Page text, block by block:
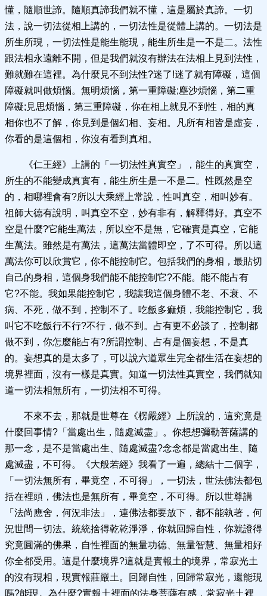
懂，隨順世諦。隨順真諦我們就不懂，這是屬於真諦。一切
法，說一切法從相上講的，一切法性是從體上講的。一切法是
所生所現，一切法性是能生能現，能生所生是一不是二。法性
跟法相永遠離不開，但是我們就沒有辦法在法相上見到法性，
難就難在這裡。為什麼見不到法性?迷了!迷了就有障礙，這個
障礙就叫做煩惱。無明煩惱，第一重障礙;塵沙煩惱，第二重
障礙;見思煩惱，第三重障礙，你在相上就見不到性，相的真
相你也不了解，你見到是個幻相、妄相。凡所有相皆是虛妄，
你看的是這個相，你沒有看到真相。
《仁王經》上講的「一切法性真實空」，能生的真實空，
所生的不能變成真實有，能生所生是一不是二。性既然是空
的，相哪裡會有?所以大乘經上常說，性叫真空，相叫妙有。
祖師大德有說明，叫真空不空，妙有非有，解釋得好。真空不
空是什麼?它能生萬法，所以空不是無，它確實是真空，它能
生萬法。雖然是有萬法，這萬法當體即空，了不可得。所以這
萬法你可以欣賞它，你不能控制它。包括我們的身相，最貼切
自己的身相，這個身我們能不能控制它?不能。能不能占有
它?不能。我如果能控制它，我讓我這個身體不老、不衰、不
病、不死，做不到，控制不了。吃飯多痲煩，我能控制它，我
叫它不吃飯行不行?不行，做不到。占有更不必談了，控制都
做不到，你怎麼能占有?所謂控制、占有是個妄想，不是真
的。妄想真的是太多了，可以說六道眾生完全都生活在妄想的
境界裡面，沒有一樣是真實。知道一切法性真實空，我們就知
道一切法相無所有，一切法相不可得。
不來不去，那就是世尊在《楞嚴經》上所說的，這究竟是
什麼回事情?「當處出生，隨處滅盡」。你想想彌勒菩薩講的
那一念，是不是當處出生、隨處滅盡?念念都是當處出生、隨
處滅盡，不可得。《大般若經》我看了一遍，總結十二個字，
「一切法無所有，畢竟空，不可得」，一切法，世法佛法都包
括在裡頭，佛法也是無所有，畢竟空，不可得。所以世尊講
「法尚應舍，何況非法」，連佛法都要放下，都不能執著，何
況世間一切法。統統捨得乾乾淨淨，你就回歸自性，你就證得
究竟圓滿的佛果，自性裡面的無量功德、無量智慧、無量相好
你全都受用。這是什麼境界?這就是實報土的境界，常寂光土
的沒有現相，現實報莊嚴土。回歸自性，回歸常寂光，還能現
嗎?能現。為什麼?實報土裡面的法身菩薩有感，常寂光土裡